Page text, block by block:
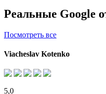
Реальные Google
Посмотреть все
Viacheslav Kotenko
5,0